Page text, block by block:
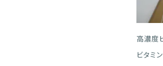
高濃度
ビタミ